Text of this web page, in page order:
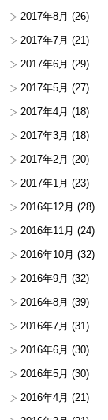
2017年8月 (26)
2017年7月 (21)
2017年6月 (29)
2017年5月 (27)
2017年4月 (18)
2017年3月 (18)
2017年2月 (20)
2017年1月 (23)
2016年12月 (28)
2016年11月 (24)
2016年10月 (32)
2016年9月 (32)
2016年8月 (39)
2016年7月 (31)
2016年6月 (30)
2016年5月 (30)
2016年4月 (21)